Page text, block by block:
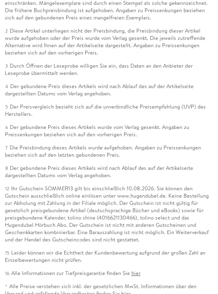
einschränken. Mängelexemplare sind durch einen Stempel als solche gekennzeichnet.
Die frühere Buchpreisbindung ist aufgehoben. Angaben zu Preissenkungen beziehen
sich auf den gebundenen Preis eines mangelfreien Exemplars.
2 Diese Artikel unterliegen nicht der Preisbindung, die Preisbindung dieser Artikel
wurde aufgehoben oder der Preis wurde vom Verlag gesenkt. Die jeweils zutreffende
Alternative wird Ihnen auf der Artikelseite dargestellt. Angaben zu Preissenkungen
beziehen sich auf den vorherigen Preis.
3 Durch Öffnen der Leseprobe willigen Sie ein, dass Daten an den Anbieter der
Leseprobe übermittelt werden.
4 Der gebundene Preis dieses Artikels wird nach Ablauf des auf der Artikelseite
dargestellten Datums vom Verlag angehoben.
5 Der Preisvergleich bezieht sich auf die unverbindliche Preisempfehlung (UVP) des
Herstellers.
6 Der gebundene Preis dieses Artikels wurde vom Verlag gesenkt. Angaben zu
Preissenkungen beziehen sich auf den vorherigen Preis.
7 Die Preisbindung dieses Artikels wurde aufgehoben. Angaben zu Preissenkungen
beziehen sich auf den letzten gebundenen Preis.
8 Der gebundene Preis dieses Artikels wird nach Ablauf des auf der Artikelseite
dargestellten Datums vom Verlag angehoben.
12 Ihr Gutschein SOMMER13 gilt bis einschließlich 10.08.2026. Sie können den
Gutschein ausschließlich online einlösen unter www.hugendubel.de. Keine Bestellung
zur Abholung mit Zahlung in der Filiale möglich. Der Gutschein ist nicht gültig für
gesetzlich preisgebundene Artikel (deutschsprachige Bücher und eBooks) sowie für
preisgebundene Kalender, tolino shine (4016621130466), tolino select und das
Hugendubel Hörbuch Abo. Der Gutschein ist nicht mit anderen Gutscheinen und
Geschenkkarten kombinierbar. Eine Barauszahlung ist nicht möglich. Ein Weiterverkauf
und der Handel des Gutscheincodes sind nicht gestattet.
15 Leider können wir die Echtheit der Kundenbewertung aufgrund der großen Zahl an
Einzelbewertungen nicht prüfen.
16 Alle Informationen zur Tiefpreisgarantie finden Sie hier
* Alle Preise verstehen sich inkl. der gesetzlichen MwSt. Informationen über den